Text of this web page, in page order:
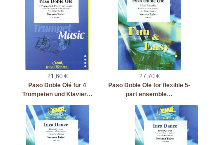
21,60 €
Paso Doble Olé für 4
Trompeten und Klavier…
27,70 €
Paso Doble Ole for flexible 5-
part ensemble…